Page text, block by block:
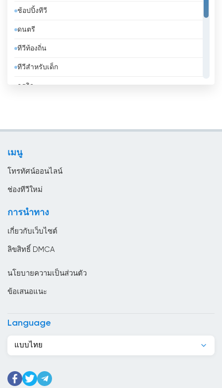
จีน
ชาด
ชิลี
ซานมาริโน
นิการากัว
บังกลาเทศ
ช้อปปิ้งทีวี
ดนตรี
ทีวีท้องถิ่น
ทีวีสำหรับเด็ก
ธุรกิจ
เมนู
โทรทัศน์ออนไลน์
ช่องทีวีใหม่
การนำทาง
เกี่ยวกับเว็บไซต์
ลิขสิทธิ์ DMCA
นโยบายความเป็นส่วนตัว
ข้อเสนอแนะ
Language
แบบไทย